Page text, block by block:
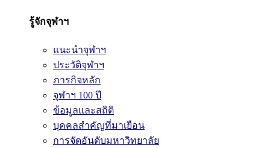
รู้จักจุฬาฯ
แนะนำจุฬาฯ
ประวัติจุฬาฯ
ภารกิจหลัก
จุฬาฯ 100 ปี
ข้อมูลและสถิติ
บุคคลสำคัญที่มาเยือน
การจัดอันดับมหาวิทยาลัย